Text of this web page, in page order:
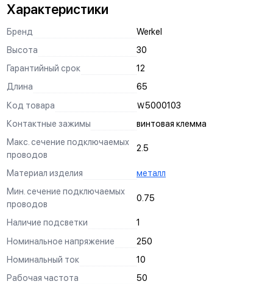
Характеристики
Бренд
Werkel
Высота
30
Гарантийный срок
12
Длина
65
Код товара
Ｗ500010З
Контактные зажимы
винтовая клемма
Макс. сечение подключаемых
проводов
2.5
Материал изделия
металл
Мин. сечение подключаемых
проводов
0.75
Наличие подсветки
1
Номинальное напряжение
250
Номинальный ток
10
Рабочая частота
50